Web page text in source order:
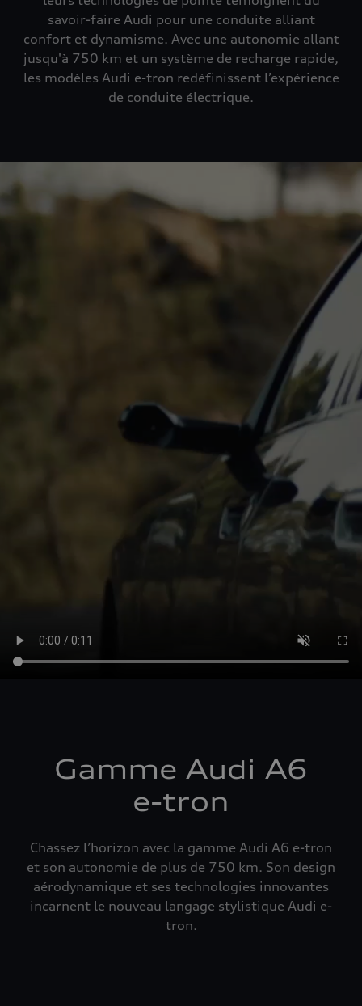
savoir-faire Audi pour une conduite alliant
confort et dynamisme. Avec une autonomie allant
jusqu'à 750 km et un système de recharge rapide,
les modèles Audi e-tron redéfinissent l’expérience
de conduite électrique.
Gamme Audi A6
e-tron
Chassez l’horizon avec la gamme Audi A6 e-tron
et son autonomie de plus de 750 km. Son design
aérodynamique et ses technologies innovantes
incarnent le nouveau langage stylistique Audi e-
tron.